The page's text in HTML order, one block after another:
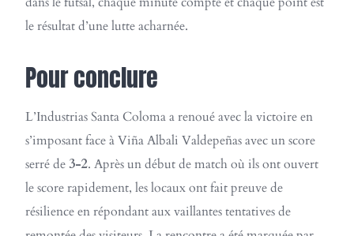
le résultat d’une lutte acharnée.
Pour conclure
L’Industrias Santa Coloma a renoué avec la victoire en
s’imposant face à Viña Albali Valdepeñas avec un score
serré de3-2. Après un début de match où ils ont ouvert
le score rapidement, les locaux ont fait preuve de
résilience en répondant aux vaillantes tentatives de